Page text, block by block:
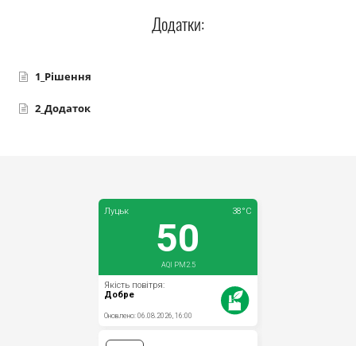
Додатки:
1_Рішення
2_Додаток